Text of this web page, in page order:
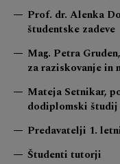
Prof. dr. Alenka
študentske zadeve
Mag. Petra
za raziskovanje in
Mateja Setnikar,
dodiplomski študij
Predavatelji 1.
Študenti tutorji